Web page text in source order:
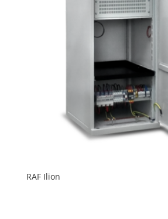
RAF Ilion